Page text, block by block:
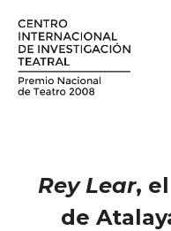
Rey Lear,
de